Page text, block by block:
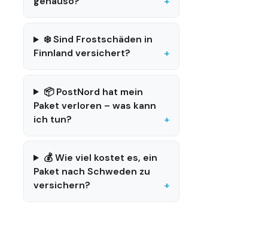
❄️ Sind Frostschäden in
Finnland versichert?
📦 PostNord hat mein
Paket verloren – was kann
ich tun?
💰 Wie viel kostet es, ein
Paket nach Schweden zu
versichern?